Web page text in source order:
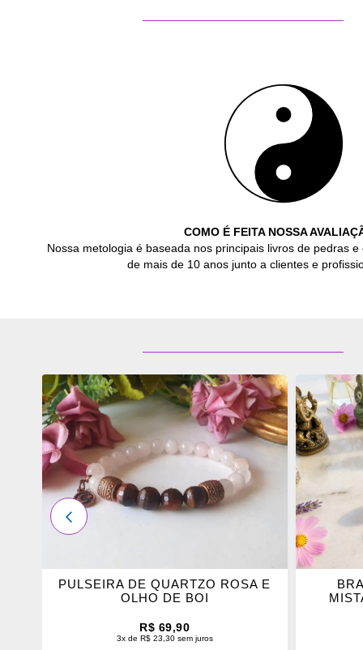
COMO É FEITA NOSSA
Nossa metologia é baseada nos principais livros de pedras
de mais de 10 anos junto a clientes e
ADICIONAR
OS
FAVORITOS
PULSEIRA DE QUARTZO ROSA E
OLHO DE BOI
R$ 69,90
3x de R$ 23,30 sem juros
OS
ANTERIOR